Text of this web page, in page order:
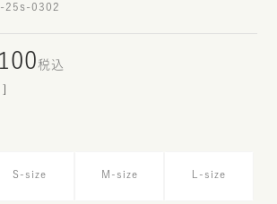
25s-0302
税込
S-size M-size L-size